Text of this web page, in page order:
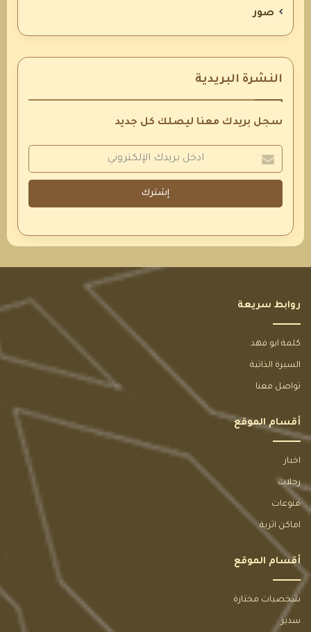
صور
النشرة البريدية
سجل بريدك معنا ليصلك كل جديد
إشترك
روابط سريعة
كلمة ابو فهد
السيرة الذاتية
تواصل معنا
أقسام الموقع
اخبار
رحلات
منوعات
اماكن اثرية
أقسام الموقع
شخصيات مختارة
سدير